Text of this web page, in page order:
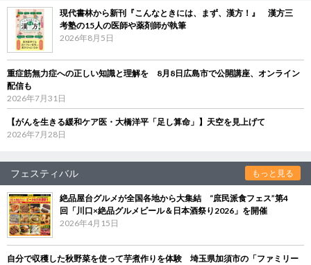
現代書林から新刊『こんなときには、まず、漢方！』 漢方三
考塾の15人の医師や薬剤師が執筆
2026年8月5日
重症筋無力症への正しい知識と理解を 8月8日広島市で公開講座、オンライン
配信も
2026年7月31日
【がんを生きる緩和ケア医・大橋洋平「足し算命」】天空を見上げて
2026年7月28日
フェスティバル もっと見る
絶品屋台グルメが全国各地から大集結 “庶民派食フェス”第4
回「川口×絶品グルメビール＆日本酒祭り2026」を開催
2026年4月15日
自分で収穫した秋野菜を使って芋煮作りを体験 埼玉県加須市の「ファミリー